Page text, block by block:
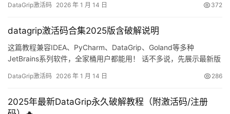
式，手把手教你如何将DataGrip激活到2099年。此激活方案同样兼
已为你准备齐全。 获…
DataGrip激活码 2026 年 1 月 14 日 372
datagrip激活码合集2025版含破解说明
这篇教程兼容IDEA、PyCharm、DataGrip、Goland等多种
JetBrains系列软件，全家桶用户都能用！ 话不多说，先展示最新版
下面，我会通过图文详解的方式，手把手教你如何将DataGrip激活
么操作系统、哪个版本，我…
DataGrip激活码 2026 年 1 月 14 日 286
2025年最新DataGrip永久破解教程（附激活码/注册